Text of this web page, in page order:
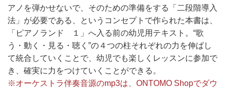
アノを弾かせないで、そのための準備をする「二段階導入
法」が必要である、というコンセプトで作られた本書は、
「ピアノランド １」へ入る前の幼児用テキスト。“歌
う・動く・見る・聴く”の４つの柱それぞれの力を伸ばし
て統合していくことで、幼児でも楽しくレッスンに参加で
き、確実に力をつけていくことができる。
※オーケストラ伴奏音源のmp3は、ONTOMO Shopでダウ